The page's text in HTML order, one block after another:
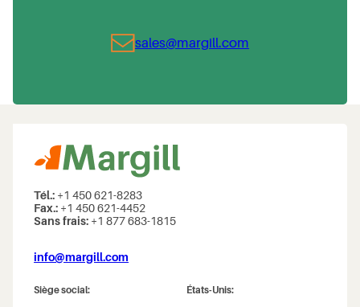
sales@margill.com
Tél.: +1 450 621-8283
Fax.: +1 450 621-4452
Sans frais: +1 877 683-1815
info@margill.com
Siège social:
États-Unis: